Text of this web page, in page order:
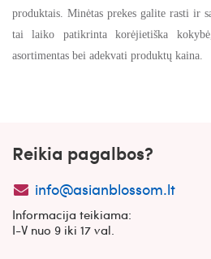
produktais. Minėtas prekes galite rasti ir
tai laiko patikrinta korėjietiška
asortimentas bei adekvati produktų kaina.
Reikia pagalbos?
info@asianblossom.lt
Informacija teikiama:
I-V nuo 9 iki 17 val.